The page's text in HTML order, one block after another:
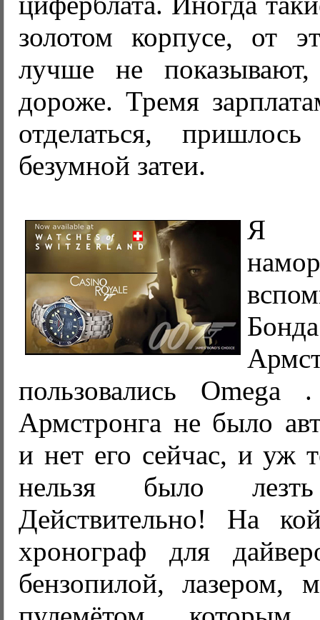
золотом корпусе, от
лучше не
дороже. Тремя
отделаться,
безумной затеи.
Я
пользовались
Армстронга не было
и нет его сейчас, и уж
нельзя было
Действительно! На
хронограф для
бензопилой, лазером,